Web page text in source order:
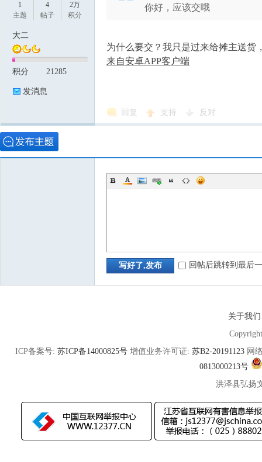
1
主题
4
帖子
2万
积分
大二
积分 21285
发消息
你好，应该交哦
为什么要交？我只是过来给摊主送货
来自安卓APP客户端
回复 支持 反对
写好了,发布 回帖后跳转到最后
关于我们
ICP备案号: 苏ICP备14000825号 增值业务许可证: 苏B2-20191123 网
0813000213号
洪泽县弘扬